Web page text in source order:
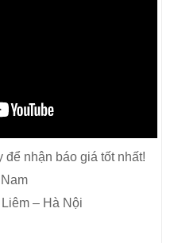
nhận báo giá tốt nhất!
– Hà Nội